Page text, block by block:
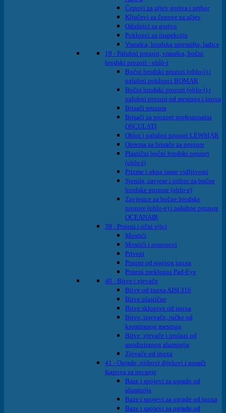
Čepovi za uljev goriva i pribor
Ključevi za čepove za uljev
Odušnici za gorivo
Poklopci za inspekciju
Vratašca, brodska spremišta, ladice
19 - Palubni prozori, vratašca, bočni
brodski prozori - oblò-i
Bočni brodski prozori (oblo-i) i
palubni poklopci BOMAR
Bočni brodski prozori (oblo-i) i
palubni prozori od mesinga i inoxa
Brisači prozora
Brisači za prozore profesionalni
OSCULATI
Obloi i palubni prozori LEWMAR
Oprema za brisače za prozore
Plastični bočni brodski prozori
(oblo-i)
Prizme i okna jasne vidljivosti
Sjenila, zavjese i pribor za bočne
brodske prozore (oblo-e)
Zavjesice za bočne brodske
prozore (oblo-e) i palubne prozore
OCEANAIR
39 - Prsteni i očni vijci
Mostići
Mostići i prstenovi
Privezi
Prsteni od sjajnog inoxa
Prsteni preklopni Pad-Eye
40 - Bitve i zjevače
Bitve od inoxa AISI 316
Bitve plastične
Bitve sklopive od inoxa
Bitve, izjevače, ručke od
kromiranog mesinga
Bitve, zjevače i prolazi od
anodiziranog aluminija
Zjevače od inoxa
41 - Ograde, njihovi dijelovi i nosači
štapova za pecanje
Baze i spojevi za ograde od
aluminija
Baze i spojevi za ograde od inoxa
Baze i spojevi za ograde od